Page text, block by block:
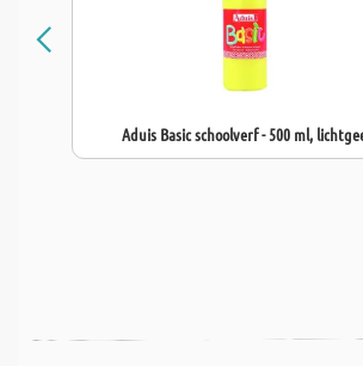
Aduis Basic schoolverf - 500 ml,